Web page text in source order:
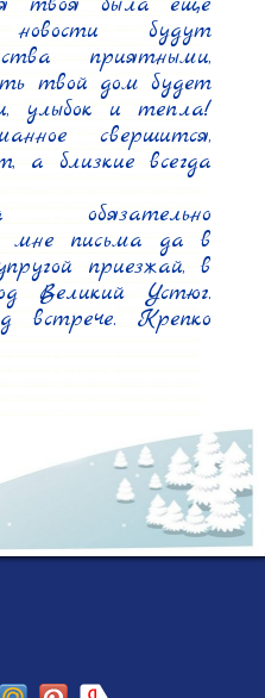
будут
приятными,
твой дом будет
улыбок и тепла!
свершится,
а близкие всегда
мне письма да в
приезжай, в
Великий Устюг.
встрече. Крепко